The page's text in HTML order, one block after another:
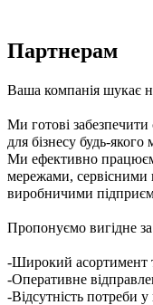
Партнерам
Ваша компанія шукає
Ми готові забезпечити
для бізнесу будь-якого
Ми ефективно
мережами, сервісними
виробничими
Пропонуємо вигідне
-Широкий асортимент
-Оперативне
-Відсутність потреби